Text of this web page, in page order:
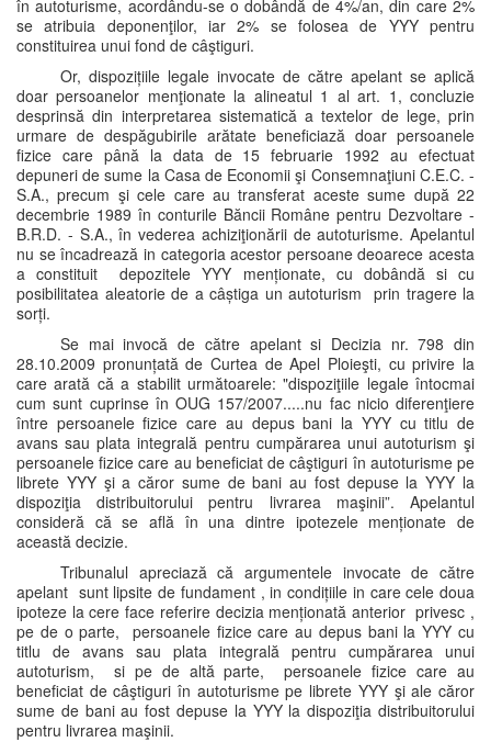
în autoturisme, acordându-se o dobândă de 4%/an, din care 2%
se atribuia deponenţilor, iar 2% se folosea de YYY pentru
constituirea unui fond de câştiguri.
Or, dispozițiile legale invocate de către apelant se aplică
doar persoanelor menţionate la alineatul 1 al art. 1, concluzie
desprinsă din interpretarea sistematică a textelor de lege, prin
urmare de despăgubirile arătate beneficiază doar persoanele
fizice care până la data de 15 februarie 1992 au efectuat
depuneri de sume la Casa de Economii şi Consemnaţiuni C.E.C. -
S.A., precum şi cele care au transferat aceste sume după 22
decembrie 1989 în conturile Băncii Române pentru Dezvoltare -
B.R.D. - S.A., în vederea achiziţionării de autoturisme. Apelantul
nu se încadrează in categoria acestor persoane deoarece acesta
a constituit depozitele YYY menționate, cu dobândă si cu
posibilitatea aleatorie de a câștiga un autoturism prin tragere la
sorți.
Se mai invocă de către apelant si Decizia nr. 798 din
28.10.2009 pronunțată de Curtea de Apel Ploieşti, cu privire la
care arată că a stabilit următoarele: "dispoziţiile legale întocmai
cum sunt cuprinse în OUG 157/2007.....nu fac nicio diferenţiere
între persoanele fizice care au depus bani la YYY cu titlu de
avans sau plata integrală pentru cumpărarea unui autoturism şi
persoanele fizice care au beneficiat de câştiguri în autoturisme pe
librete YYY şi a căror sume de bani au fost depuse la YYY la
dispoziţia distribuitorului pentru livrarea maşinii”. Apelantul
consideră că se află în una dintre ipotezele menționate de
această decizie.
Tribunalul apreciază că argumentele invocate de către
apelant sunt lipsite de fundament , in condițiile in care cele doua
ipoteze la cere face referire decizia menționată anterior privesc ,
pe de o parte, persoanele fizice care au depus bani la YYY cu
titlu de avans sau plata integrală pentru cumpărarea unui
autoturism, si pe de altă parte, persoanele fizice care au
beneficiat de câştiguri în autoturisme pe librete YYY şi ale căror
sume de bani au fost depuse la YYY la dispoziţia distribuitorului
pentru livrarea maşinii.